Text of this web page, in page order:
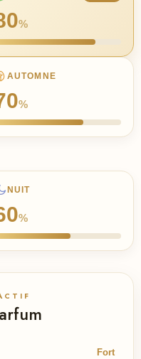
%
AUTOMNE
%
NUIT
%
Fort